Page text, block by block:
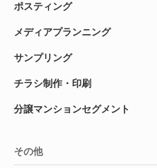
ポスティング
メディアプランニング
サンプリング
チラシ制作・印刷
分譲マンションセグメント
その他